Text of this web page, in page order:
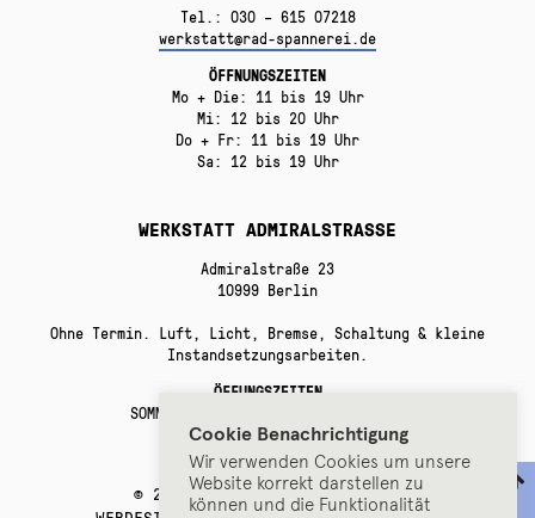
Tel.: 030 – 615 07218
werkstatt@rad-spannerei.de
ÖFFNUNGSZEITEN
Mo + Die: 11 bis 19 Uhr
Mi: 12 bis 20 Uhr
Do + Fr: 11 bis 19 Uhr
Sa: 12 bis 19 Uhr
WERKSTATT ADMIRALSTRASSE
Admiralstraße 23
10999 Berlin
Ohne Termin. Luft, Licht, Bremse, Schaltung & kleine
Instandsetzungsarbeiten.
ÖFFUNGSZEITEN
SOMMERPAUSE bis Anfang September!
© 2025 RADSPANNEREI, BERLIN.
Cookie Benachrichtigung
Wir verwenden Cookies um unsere
Website korrekt darstellen zu
können und die Funktionalität